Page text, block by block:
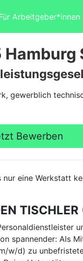
Arbeitgeber*innen
gewerblich
Bewerben
eine Werkstatt
spannender: Als
w/d) zu